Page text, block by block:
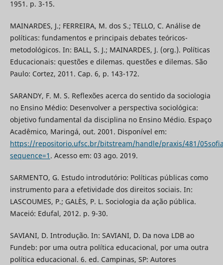
1951. p. 3-15.
MAINARDES, J.; FERREIRA, M. dos S.; TELLO, C. Análise de
políticas: fundamentos e principais debates teóricos-
metodológicos. In: BALL, S. J.; MAINARDES, J. (org.). Políticas
Educacionais: questões e dilemas. questões e dilemas. São
Paulo: Cortez, 2011. Cap. 6, p. 143-172.
SARANDY, F. M. S. Reflexões acerca do sentido da sociologia
no Ensino Médio: Desenvolver a perspectiva sociológica:
objetivo fundamental da disciplina no Ensino Médio. Espaço
Acadêmico, Maringá, out. 2001. Disponível em:
https://repositorio.ufsc.br/bitstream/handle/praxis/481/
sequence=1 . Acesso em: 03 ago. 2019.
SARMENTO, G. Estudo introdutório: Políticas públicas como
instrumento para a efetividade dos direitos sociais. In:
LASCOUMES, P.; GALÈS, P. L. Sociologia da ação pública.
Maceió: Edufal, 2012. p. 9-30.
SAVIANI, D. Introdução. In: SAVIANI, D. Da nova LDB ao
Fundeb: por uma outra política educacional, por uma outra
política educacional. 6. ed. Campinas, SP: Autores